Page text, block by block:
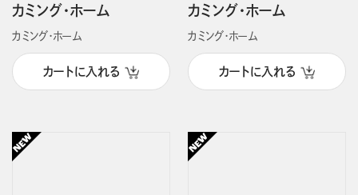
カミング・ホーム
カミング・ホーム
カートに入れる
カミング・ホーム
カミング・ホーム
カートに入れる